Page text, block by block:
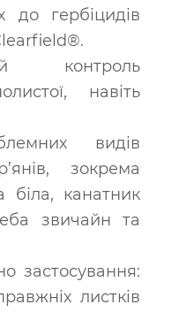
до гербіцидів
контроль
навіть
видів
зокрема
біла, канатник
звичайн та
застосування:
листків